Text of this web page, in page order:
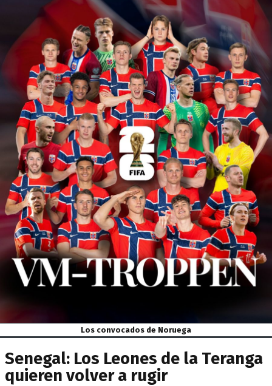
Los convocados de Noruega
Senegal: Los Leones de la Teranga
quieren volver a rugir